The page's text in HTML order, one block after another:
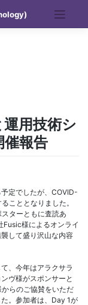
用技術シ
報告
定でしたが、COVID-
こととなりました。
ターともに査読あ
Fusic様によるオンライ
して盛り沢山な内容
、今年はアラクサラ
ヴ様がスポンサーと
らのご協賛をいただ
。参加者は、Day 1が